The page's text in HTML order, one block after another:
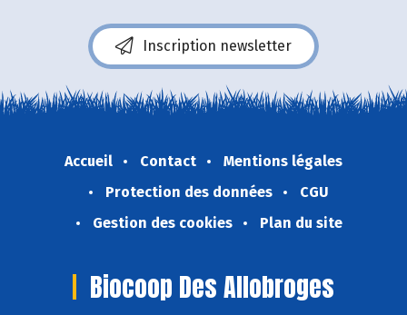
Inscription newsletter
Accueil Contact
Mentions légales
Protection des données
CGU
Gestion des cookies
Plan du site
Biocoop Des Allobroges